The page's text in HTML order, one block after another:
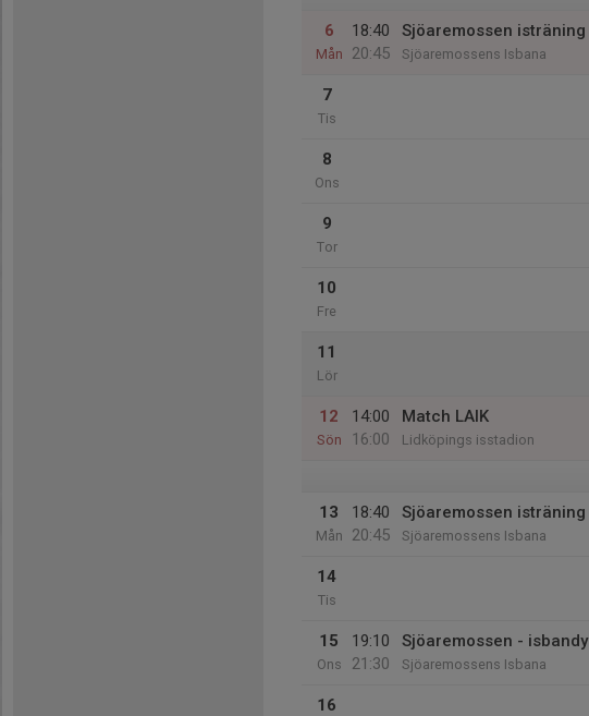
6
Mån
18:40
20:45
Sjöaremossen isträning
Sjöaremossens Isbana
7
Tis
8
Ons
9
Tor
10
Fre
11
Lör
12
Sön
14:00
16:00
Match LAIK
Lidköpings isstadion
13
Mån
18:40
20:45
Sjöaremossen isträning
Sjöaremossens Isbana
14
Tis
15
Ons
19:10
21:30
Sjöaremossen - isbandy
Sjöaremossens Isbana
16